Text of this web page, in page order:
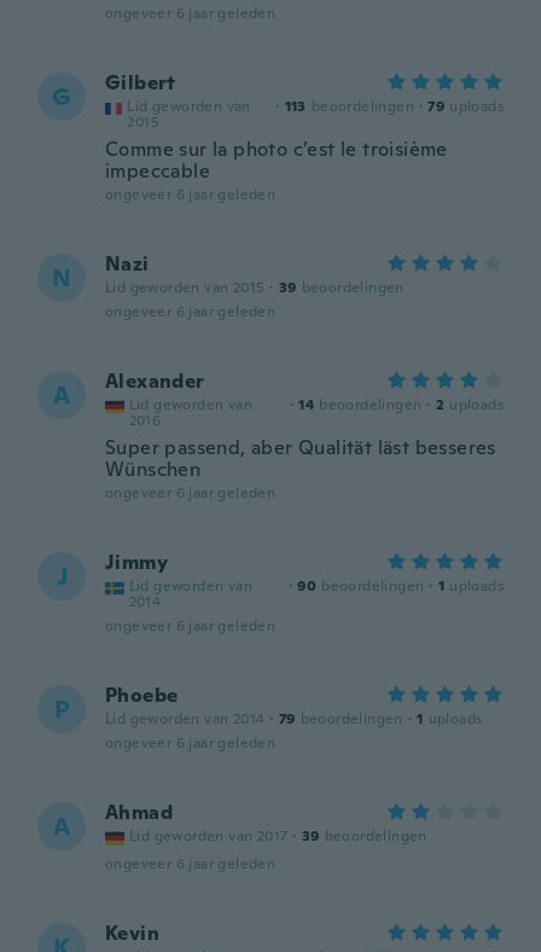
ongeveer 6 jaar geleden
G Gilbert
Lid geworden van
2015
· 113 beoordelingen · 79 uploads
Comme sur la photo c’est le troisième
impeccable
ongeveer 6 jaar geleden
N Nazi
Lid geworden van 2015 · 39 beoordelingen
ongeveer 6 jaar geleden
A Alexander
Lid geworden van
2016
· 14 beoordelingen · 2 uploads
Super passend, aber Qualität läst besseres
Wünschen
ongeveer 6 jaar geleden
J Jimmy
Lid geworden van
2014
· 90 beoordelingen · 1 uploads
ongeveer 6 jaar geleden
P Phoebe
Lid geworden van 2014 · 79 beoordelingen · 1 uploads
ongeveer 6 jaar geleden
A Ahmad
Lid geworden van 2017 · 39 beoordelingen
ongeveer 6 jaar geleden
Kevin